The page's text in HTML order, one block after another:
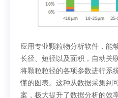
应用专业颗粒物分析软件，能
长径、短径以及面积，自动关
将颗粒粒径的各项参数进行系
懂的图表。这种从数据采集到
案，极大提升了数据分析的效